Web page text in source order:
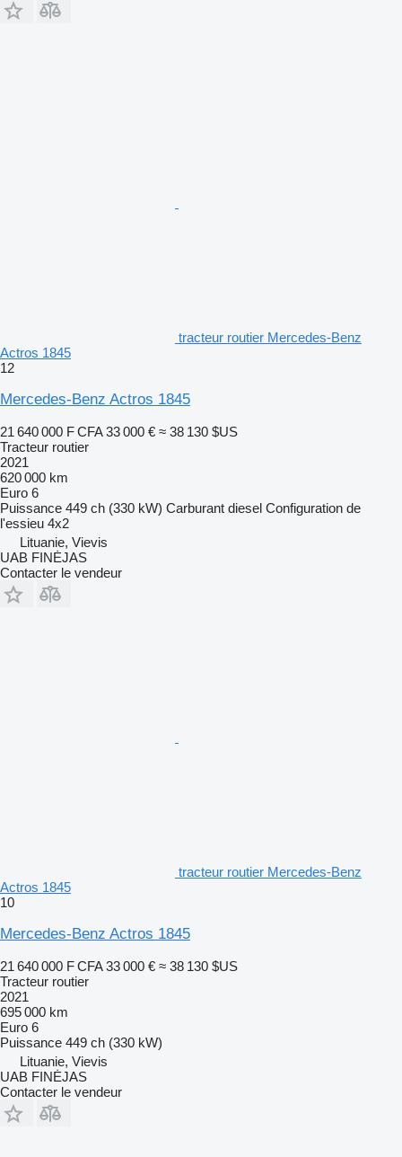
tracteur routier Mercedes-Benz
Actros 1845
12
Mercedes-Benz Actros 1845
21 640 000 F CFA 33 000 € ≈ 38 130 $US
Tracteur routier
2021
620 000 km
Euro 6
Puissance 449 ch (330 kW) Carburant diesel Configuration de
l'essieu 4x2
Lituanie, Vievis
UAB FINĖJAS
Contacter le vendeur
tracteur routier Mercedes-Benz
Actros 1845
10
Mercedes-Benz Actros 1845
21 640 000 F CFA 33 000 € ≈ 38 130 $US
Tracteur routier
2021
695 000 km
Euro 6
Puissance 449 ch (330 kW)
Lituanie, Vievis
UAB FINĖJAS
Contacter le vendeur